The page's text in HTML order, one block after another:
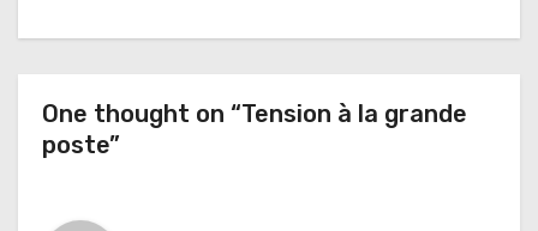
o
One thought on “Tension à la grande
poste”